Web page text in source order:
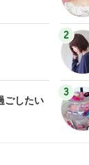
ごしたい
2
3